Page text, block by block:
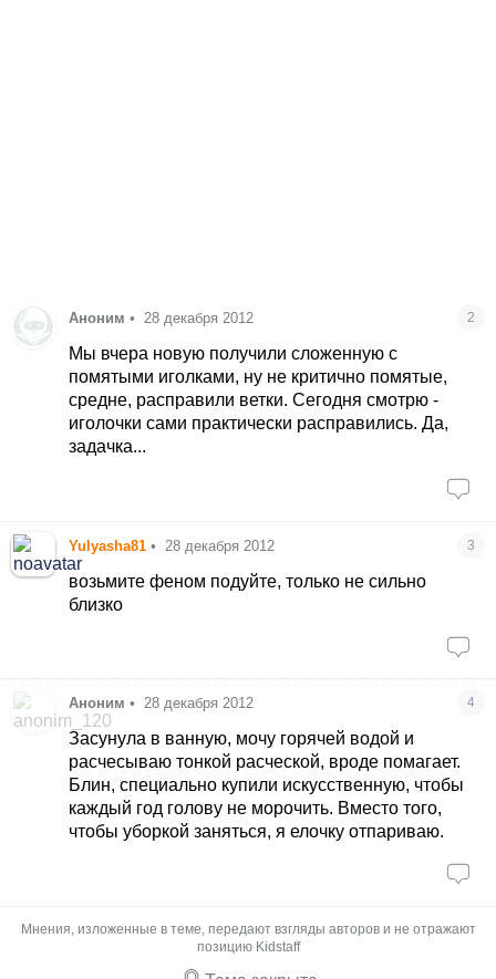
Аноним • 28 декабря 2012 2
Мы вчера новую получили сложенную с
помятыми иголками, ну не критично помятые,
средне, расправили ветки. Сегодня смотрю -
иголочки сами практически расправились. Да,
задачка...
Yulyasha81 • 28 декабря 2012 3
возьмите феном подуйте, только не сильно
близко
Аноним • 28 декабря 2012 4
Засунула в ванную, мочу горячей водой и
расчесываю тонкой расческой, вроде помагает.
Блин, специально купили искусственную, чтобы
каждый год голову не морочить. Вместо того,
чтобы уборкой заняться, я елочку отпариваю.
Мнения, изложенные в теме, передают взгляды авторов и не отражают
позицию Kidstaff